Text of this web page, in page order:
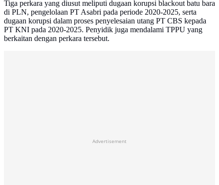
Tiga perkara yang diusut meliputi dugaan korupsi blackout batu bara
di PLN, pengelolaan PT Asabri pada periode 2020-2025, serta
dugaan korupsi dalam proses penyelesaian utang PT CBS kepada
PT KNI pada 2020-2025. Penyidik juga mendalami TPPU yang
berkaitan dengan perkara tersebut.
Advertisement